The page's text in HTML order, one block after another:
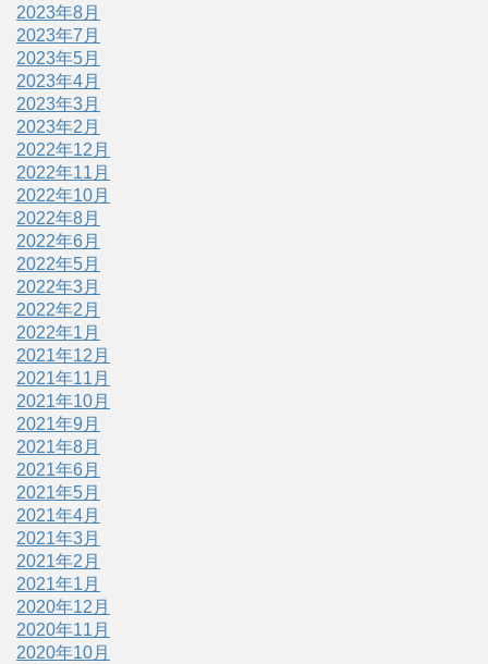
2023年8月
2023年7月
2023年5月
2023年4月
2023年3月
2023年2月
2022年12月
2022年11月
2022年10月
2022年8月
2022年6月
2022年5月
2022年3月
2022年2月
2022年1月
2021年12月
2021年11月
2021年10月
2021年9月
2021年8月
2021年6月
2021年5月
2021年4月
2021年3月
2021年2月
2021年1月
2020年12月
2020年11月
2020年10月